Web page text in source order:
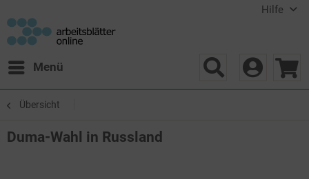
Hilfe
Menü
Übersicht
Duma-Wahl in Russland